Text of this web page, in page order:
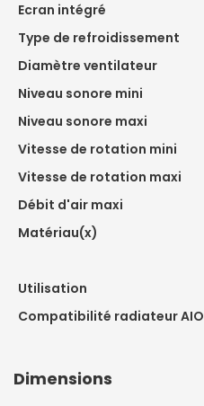
Ecran intégré
Type de refroidissement
Diamètre ventilateur
Niveau sonore mini
Niveau sonore maxi
Vitesse de rotation mini
Vitesse de rotation maxi
Débit d'air maxi
Matériau(x)
Utilisation
Compatibilité radiateur AIO
Dimensions